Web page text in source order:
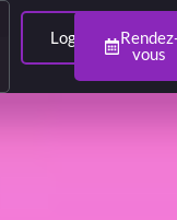
Login
vous